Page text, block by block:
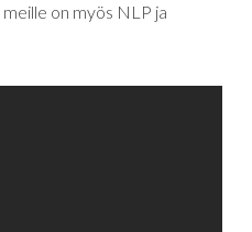
meille on myös NLP ja